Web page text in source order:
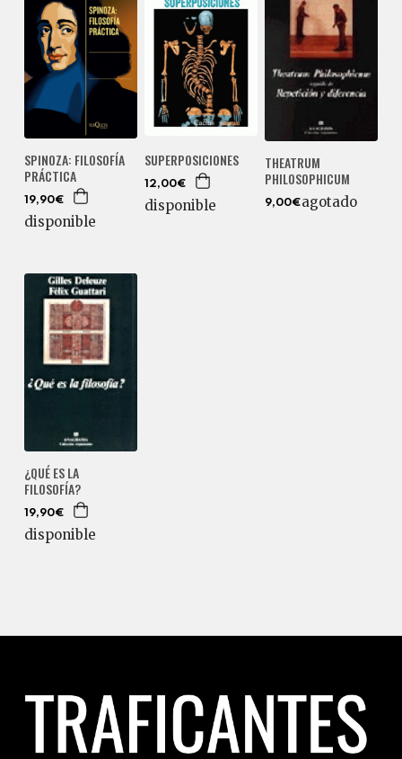
SPINOZA: FILOSOFÍA
PRÁCTICA
19,90€
disponible
SUPERPOSICIONES
12,00€
disponible
THEATRUM
PHILOSOPHICUM
9,00€agotado
¿QUÉ ES LA
FILOSOFÍA?
19,90€
disponible